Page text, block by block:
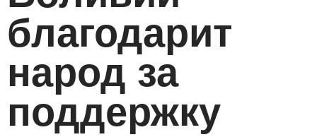
благодарит
народ за
поддержку